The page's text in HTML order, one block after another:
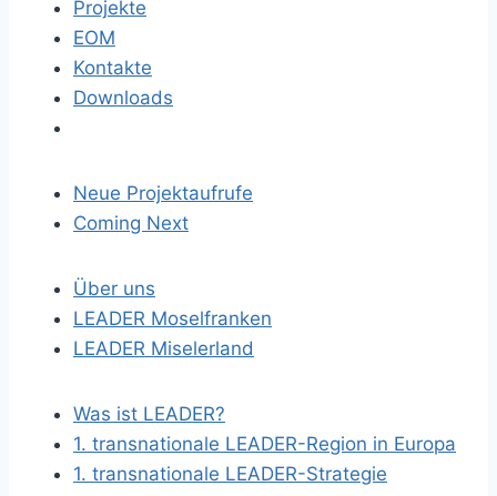
Projekte
EOM
Kontakte
Downloads
Neue Projektaufrufe
Coming Next
Über uns
LEADER Moselfranken
LEADER Miselerland
Was ist LEADER?
1. transnationale LEADER-Region in Europa
1. transnationale LEADER-Strategie